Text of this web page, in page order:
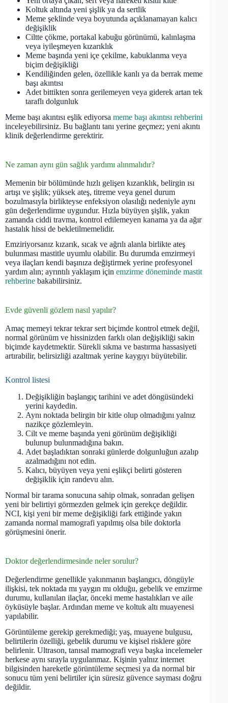
Koltuk altında yeni şişlik ya da sertlik
Meme şeklinde veya boyutunda açıklanamayan kalıcı
değişiklik
Ciltte çökme, portakal kabuğu görünümü, kalınlaşma
veya iyileşmeyen kızarıklık
Meme başında yeni içe çekilme, kabuklanma veya
biçim değişikliği
Kendiliğinden gelen, özellikle kanlı ya da berrak meme
başı akıntısı
Adet bittikten sonra gerilemeyen veya giderek artan tek
taraflı dolgunluk
Meme başı akıntısı eşlik ediyorsa meme başı akıntısı rehberini
inceleyebilirsiniz. Bu bağlantı tanı yerine geçmez; yeni akıntı
klinik değerlendirme gerektirir.
Ne zaman aynı gün sağlık yardımı alınmalıdır?
Memenin bir bölümünde hızlı gelişen kızarıklık, belirgin ısı
artışı ve şişlik; yüksek ateş, titreme veya genel durum
bozulmasıyla birlikteyse enfeksiyon olasılığı nedeniyle aynı
gün değerlendirme uygundur. Hızla büyüyen şişlik, yakın
zamanda ciddi travma, kontrol edilemeyen kanama ya da ağır
hastalık hissi de bekletilmemelidir.
Emziriyorsanız kızarık, sıcak ve ağrılı alanla birlikte ateş
bulunması mastitle uyumlu olabilir. Bu durumda emzirmeyi
veya ilaçları kendi başınıza değiştirmek yerine profesyonel
yardım alın; ayrıntılı yaklaşım için emzirme döneminde mastit
rehberine bakabilirsiniz.
Evde güvenli gözlem nasıl yapılır?
Amaç memeyi tekrar tekrar sert biçimde kontrol etmek değil,
normal görünüm ve hissinizden farklı olan değişikliği sakin
biçimde kaydetmektir. Sürekli sıkma ve bastırma hassasiyeti
artırabilir, belirsizliği azaltmak yerine kaygıyı büyütebilir.
Kontrol listesi
Değişikliğin başlangıç tarihini ve adet döngüsündeki
yerini kaydedin.
Aynı noktada belirgin bir kitle olup olmadığını yalnız
nazikçe gözlemleyin.
Cilt ve meme başında yeni görünüm değişikliği
bulunup bulunmadığına bakın.
Adet başladıktan sonraki günlerde dolgunluğun azalıp
azalmadığını not edin.
Kalıcı, büyüyen veya yeni eşlikçi belirti gösteren
değişiklik için randevu alın.
Normal bir tarama sonucuna sahip olmak, sonradan gelişen
yeni bir belirtiyi görmezden gelmek için gerekçe değildir.
NCI, kişi yeni bir meme değişikliği fark ettiğinde yakın
zamanda normal mamografi yapılmış olsa bile doktorla
görüşmesini önerir.
Doktor değerlendirmesinde neler sorulur?
Değerlendirme genellikle yakınmanın başlangıcı, döngüyle
ilişkisi, tek noktada mı yaygın mı olduğu, gebelik ve emzirme
durumu, kullanılan ilaçlar, önceki meme hastalıkları ve aile
öyküsüyle başlar. Ardından meme ve koltuk altı muayenesi
yapılabilir.
Görüntüleme gerekip gerekmediği; yaş, muayene bulgusu,
belirtilerin özelliği, gebelik durumu ve kişisel risklere göre
belirlenir. Ultrason, tanısal mamografi veya başka incelemeler
herkese aynı sırayla uygulanmaz. Kişinin yalnız internet
bilgisinden hareketle görüntüleme seçmesi ya da normal bir
sonucu tüm yeni belirtiler için süresiz güvence sayması doğru
değildir.